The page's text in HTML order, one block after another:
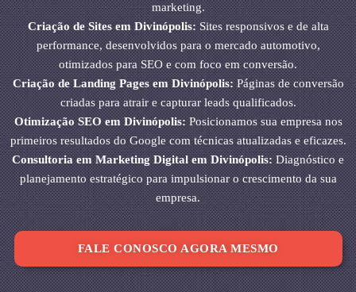
marketing.
Criação de Sites em Divinópolis:Sites responsivos e de alta
performance, desenvolvidos para o mercado automotivo,
otimizados para SEO e com foco em conversão.
Criação de Landing Pages em Divinópolis:Páginas de conversão
criadas para atrair e capturar leads qualificados.
Otimização SEO em Divinópolis:Posicionamos sua empresa nos
primeiros resultados do Google com técnicas atualizadas e eficazes.
Consultoria em Marketing Digital em Divinópolis:Diagnóstico e
planejamento estratégico para impulsionar o crescimento da sua
empresa.
FALE CONOSCO AGORA MESMO